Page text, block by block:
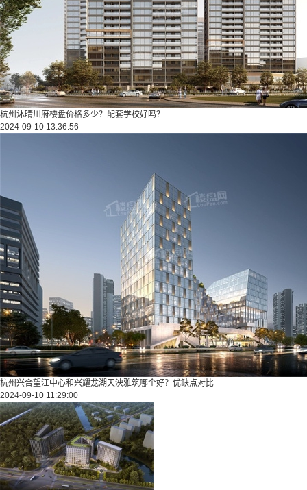
杭州沐晴川府楼盘价格多少？配套学校好吗？
2024-09-10 13:36:56
杭州兴合望江中心和兴耀龙湖天泱雅筑哪个好？优缺点对比
2024-09-10 11:29:00